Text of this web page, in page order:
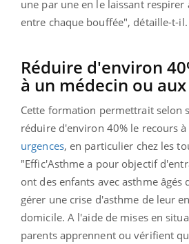
une par une en le laissant
entre chaque bouffée", détaille-t-il.
Réduire d'environ
à un médecin ou
Cette formation permettrait selon
réduire d'environ 40% le recours
urgences, en particulier chez les
"Effic'Asthme a pour objectif
ont des enfants avec asthme âgés
gérer une crise d'asthme de leur
domicile. A l'aide de mises en
parents apprennent ou vérifient